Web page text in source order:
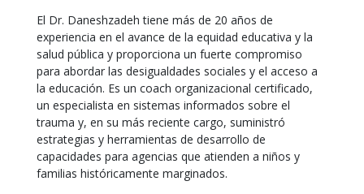
El Dr. Daneshzadeh tiene más de 20 años de
experiencia en el avance de la equidad educativa y la
salud pública y proporciona un fuerte compromiso
para abordar las desigualdades sociales y el acceso a
la educación. Es un coach organizacional certificado,
un especialista en sistemas informados sobre el
trauma y, en su más reciente cargo, suministró
estrategias y herramientas de desarrollo de
capacidades para agencias que atienden a niños y
familias históricamente marginados.